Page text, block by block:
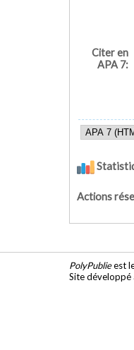
Citer en
APA 7:
Actions
PolyPublieest
Site développé